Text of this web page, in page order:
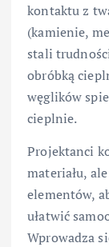
kontaktu z
(kamienie,
stali
obróbką
węglików
cieplnie.
Projektanci
materiału,
elementów,
ułatwić
Wprowadza